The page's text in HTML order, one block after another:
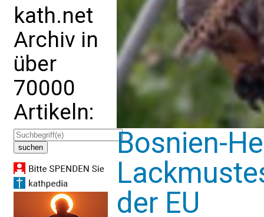
kath.net
Archiv in
über
70000
Artikeln:
Bosnien-
der EU